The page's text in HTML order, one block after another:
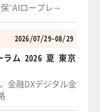
"AIロープレ～
2026/07/29-08/29
ラム 2026 夏 東京
金融DXデジタル金